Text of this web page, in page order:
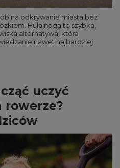
na odkrywanie miasta bez
Hulajnoga to szybka,
alternatywa, która
nawet najbardziej
uczyć
rowerze?